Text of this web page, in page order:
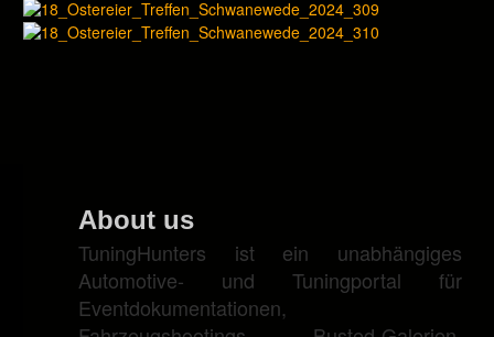
About us
TuningHunters ist ein unabhängiges
Automotive- und Tuningportal für
Eventdokumentationen,